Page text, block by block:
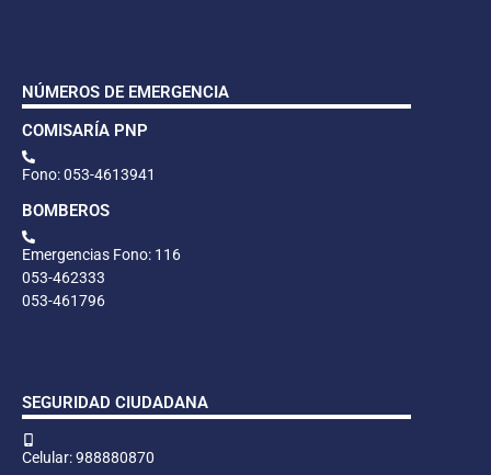
NÚMEROS DE EMERGENCIA
COMISARÍA PNP
Fono: 053-4613941
BOMBEROS
Emergencias Fono: 116
053-462333
053-461796
SEGURIDAD CIUDADANA
Celular: 988880870